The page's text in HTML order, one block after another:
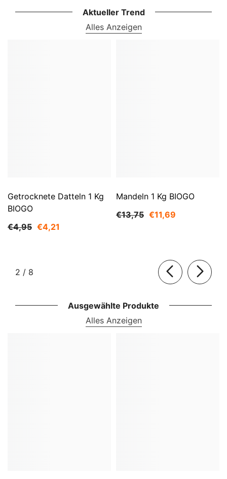
Aktueller Trend
Alles Anzeigen
Getrocknete Datteln 1 Kg
BIOGO
€4,95 €4,21
Mandeln 1 Kg BIOGO
€13,75 €11,69
2 / von
8
Ausgewählte Produkte
Alles Anzeigen